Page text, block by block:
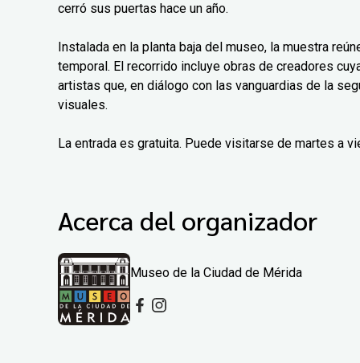
cerró sus puertas hace un año.
Instalada en la planta baja del museo, la muestra
temporal. El recorrido incluye obras de creadores
artistas que, en diálogo con las vanguardias de la
visuales.
La entrada es gratuita. Puede visitarse de martes a
Acerca del organizador
Museo de la Ciudad de Mérida